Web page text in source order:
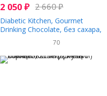
2 050₽ 2 660₽
Diabetic Kitchen, Gourmet
Drinking Chocolate, без сахара,
298 г (10,5 унции)
70